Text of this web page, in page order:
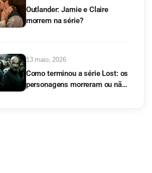
Outlander: Jamie e Claire
morrem na série?
Como terminou a série Lost: os
personagens morreram ou não
13 maio, 2026